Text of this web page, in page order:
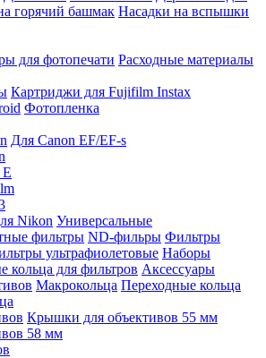
горячий башмак Насадки на вспышки
для фотопечати Расходные материалы
Картриджи для Fujifilm Instax
Фотопленка
Для Canon EF/EF-s
Nikon Универсальные
фильтры ND-фильры Фильтры
ультрафиолетовые Наборы
кольца для фильтров Аксессуары
Макрокольца Переходные кольца
Крышки для объективов 55 мм
58 мм